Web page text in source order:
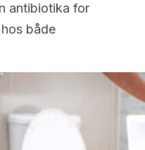
antibiotika for
både